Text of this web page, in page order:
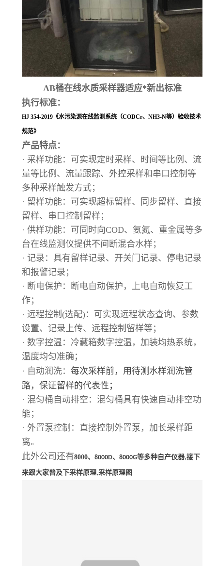
AB桶在线水质采样器适应*新出标准
执行标准：
HJ 354-2019 《水污染源在线监测系统（CODCr、 NH3-N等）验收技术
规范》
产品特点：
· 采样功能：可实现定时采样、时间等比例、流
量等比例、流量跟踪、外控采样和串口控制等
多种采样触发方式；
· 留样功能：可实现超标留样、同步留样、直接
留样、串口控制留样；
· 供样功能：可同时向COD、氨氮、重金属等多
台在线监测仪提供不间断混合水样；
· 记录：具有留样记录、开关门记录、停电记录
和报警记录；
· 断电保护：断电自动保护，上电自动恢复工
作；
· 远程控制(选配)：可实现远程状态查询、参数
设置、记录上传、远程控制留样等；
· 数字控温：冷藏箱数字控温，加装均热系统，
温度均匀准确；
· 自动润洗： 每次采样前，用待测水样润洗管
路，保证留样的代表性；
· 混匀桶自动排空：混匀桶具有快速自动排空功
能；
· 外置泵控制：直接控制外置泵，加长采样距
离。
此外公司还有8000、 8000D、 8000G等多种自产仪器,接下
来跟大家普及下采样原理,采样原理图